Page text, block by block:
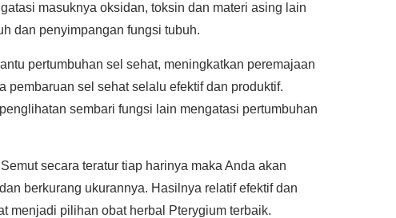
masuknya oksidan, toksin dan materi asing lain
dan penyimpangan fungsi tubuh.
pertumbuhan sel sehat, meningkatkan peremajaan
pembaruan sel sehat selalu efektif dan produktif.
sembari fungsi lain mengatasi pertumbuhan
secara teratur tiap harinya maka Anda akan
berkurang ukurannya. Hasilnya relatif efektif dan
menjadi pilihan obat herbal Pterygium terbaik.